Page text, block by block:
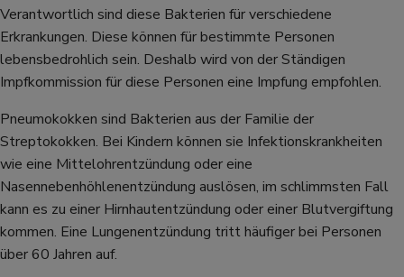
Verantwortlich sind diese Bakterien für verschiedene
Erkrankungen. Diese können für bestimmte Personen
lebensbedrohlich sein. Deshalb wird von der Ständigen
Impfkommission für diese Personen eine Impfung empfohlen.
Pneumokokken sind Bakterien aus der Familie der
Streptokokken. Bei Kindern können sie Infektionskrankheiten
wie eine Mittelohrentzündung oder eine
Nasennebenhöhlenentzündung auslösen, im schlimmsten Fall
kann es zu einer Hirnhautentzündung oder einer Blutvergiftung
kommen. Eine Lungenentzündung tritt häufiger bei Personen
über 60 Jahren auf.